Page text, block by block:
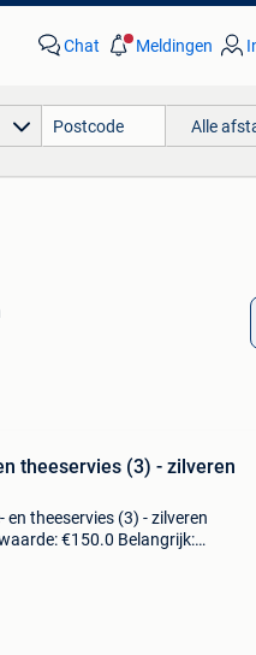
Chat Meldingen
Alle
theeservies (3) - zilveren
en theeservies (3) - zilveren
€150.0 Belangrijk: